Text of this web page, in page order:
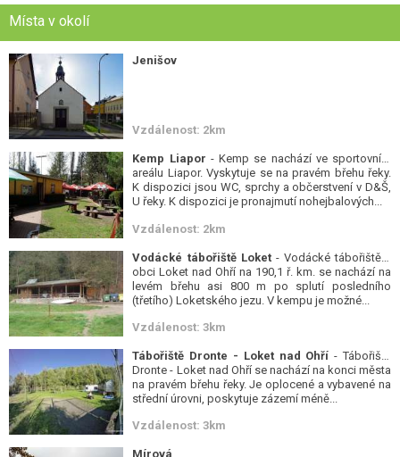
Místa v okolí
Jenišov
Vzdálenost: 2km
Kemp Liapor - Kemp se nachází ve sportovním
areálu Liapor. Vyskytuje se na pravém břehu řeky.
K dispozici jsou WC, sprchy a občerstvení v D&Š,
U řeky. K dispozici je pronajmutí nohejbalových...
Vzdálenost: 2km
Vodácké tábořiště Loket- Vodácké tábořiště v
obci Loket nad Ohří na 190,1 ř. km. se nachází na
levém břehu asi 800 m po splutí posledního
(třetího) Loketského jezu. V kempu je možné...
Vzdálenost: 3km
Tábořiště Dronte - Loket nad Ohří - Tábořiště
Dronte - Loket nad Ohří se nachází na konci města
na pravém břehu řeky. Je oplocené a vybavené na
střední úrovni, poskytuje zázemí méně...
Vzdálenost: 3km
Mírová